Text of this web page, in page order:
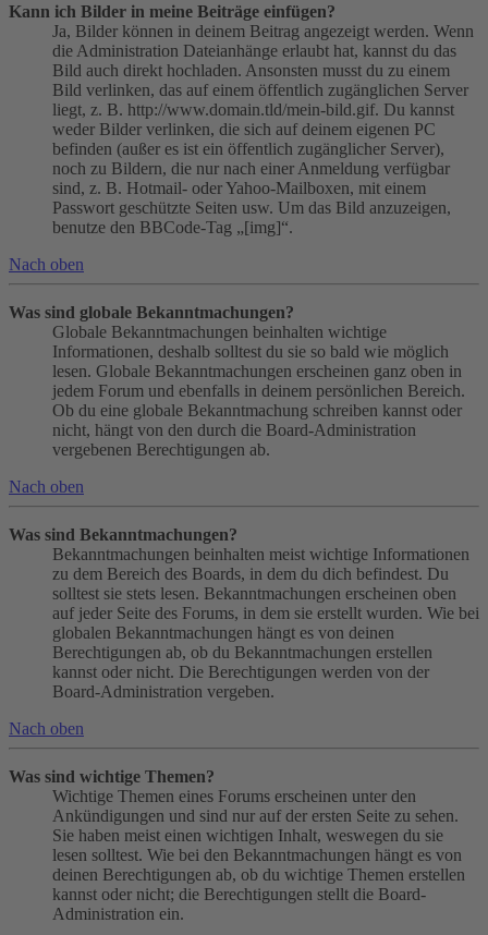
Kann ich Bilder in meine Beiträge einfügen?
Ja, Bilder können in deinem Beitrag angezeigt werden. Wenn
die Administration Dateianhänge erlaubt hat, kannst du das
Bild auch direkt hochladen. Ansonsten musst du zu einem
Bild verlinken, das auf einem öffentlich zugänglichen Server
liegt, z. B. http://www.domain.tld/mein-bild.gif. Du kannst
weder Bilder verlinken, die sich auf deinem eigenen PC
befinden (außer es ist ein öffentlich zugänglicher Server),
noch zu Bildern, die nur nach einer Anmeldung verfügbar
sind, z. B. Hotmail- oder Yahoo-Mailboxen, mit einem
Passwort geschützte Seiten usw. Um das Bild anzuzeigen,
benutze den BBCode-Tag „[img]“.
Nach oben
Was sind globale Bekanntmachungen?
Globale Bekanntmachungen beinhalten wichtige
Informationen, deshalb solltest du sie so bald wie möglich
lesen. Globale Bekanntmachungen erscheinen ganz oben in
jedem Forum und ebenfalls in deinem persönlichen Bereich.
Ob du eine globale Bekanntmachung schreiben kannst oder
nicht, hängt von den durch die Board-Administration
vergebenen Berechtigungen ab.
Nach oben
Was sind Bekanntmachungen?
Bekanntmachungen beinhalten meist wichtige Informationen
zu dem Bereich des Boards, in dem du dich befindest. Du
solltest sie stets lesen. Bekanntmachungen erscheinen oben
auf jeder Seite des Forums, in dem sie erstellt wurden. Wie bei
globalen Bekanntmachungen hängt es von deinen
Berechtigungen ab, ob du Bekanntmachungen erstellen
kannst oder nicht. Die Berechtigungen werden von der
Board-Administration vergeben.
Nach oben
Was sind wichtige Themen?
Wichtige Themen eines Forums erscheinen unter den
Ankündigungen und sind nur auf der ersten Seite zu sehen.
Sie haben meist einen wichtigen Inhalt, weswegen du sie
lesen solltest. Wie bei den Bekanntmachungen hängt es von
deinen Berechtigungen ab, ob du wichtige Themen erstellen
kannst oder nicht; die Berechtigungen stellt die Board-
Administration ein.